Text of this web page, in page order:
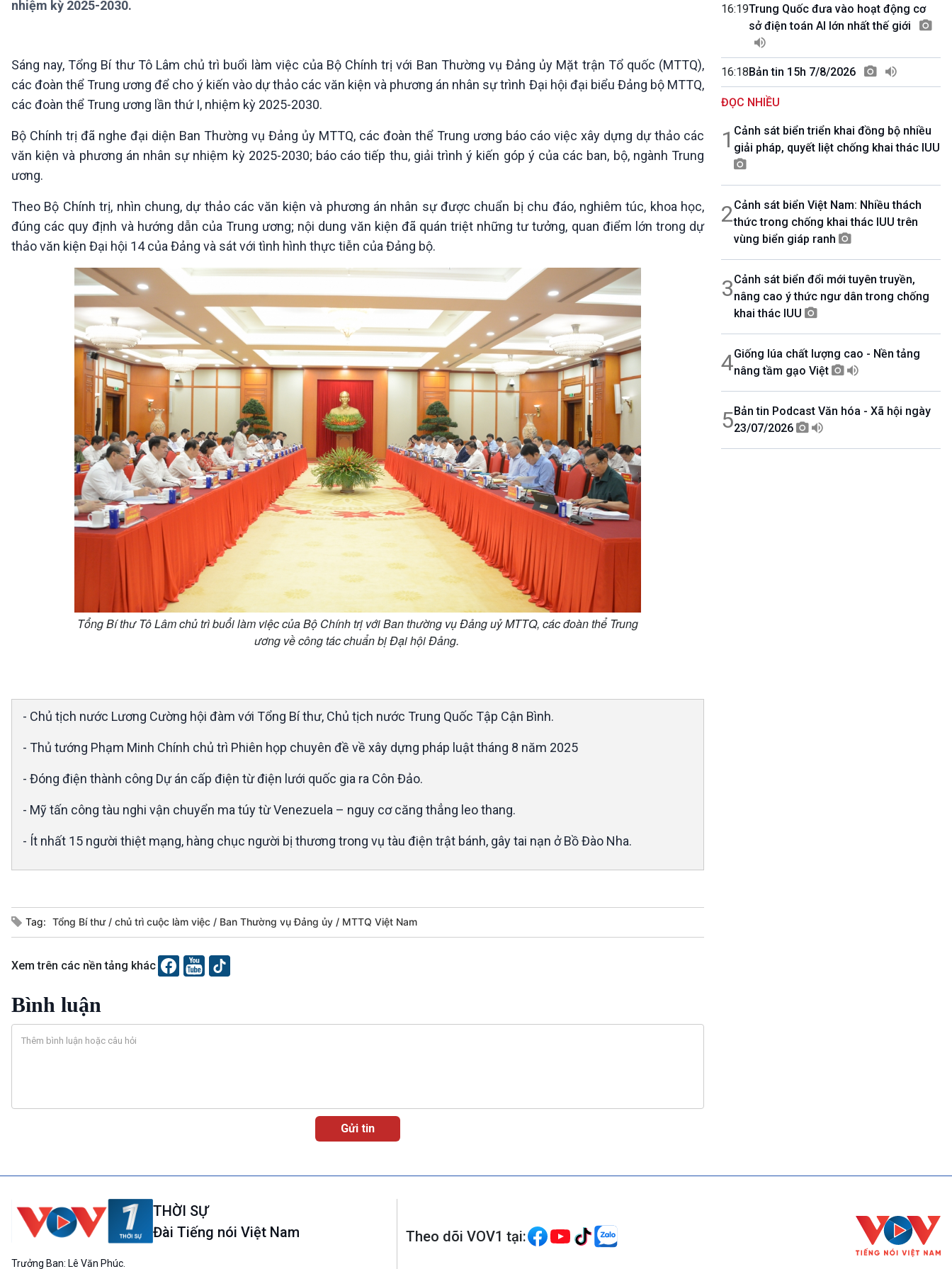
360 độ Sức khỏe
Chuyên gia của bạn
Xã hội chuyển động
Bước chân đến trường
10 phút Sự kiện - Luận bàn
Câu chuyện thời sự
Đối thoại
Diễn đàn chủ nhật
Chuyện đêm
Thanh âm ký sự
Chân dung cuộc sống
Các chương trình đặc biệt
nhiệm kỳ 2025-2030.
Sáng nay, Tổng Bí thư Tô Lâm chủ trì buổi làm việc của Bộ Chính trị với Ban Thường vụ Đảng ủy Mặt trận Tổ quốc (MTTQ),
các đoàn thể Trung ương để cho ý kiến vào dự thảo các văn kiện và phương án nhân sự trình Đại hội đại biểu Đảng bộ MTTQ,
các đoàn thể Trung ương lần thứ I, nhiệm kỳ 2025-2030.
Bộ Chính trị đã nghe đại diện Ban Thường vụ Đảng ủy MTTQ, các đoàn thể Trung ương báo cáo việc xây dựng dự thảo các
văn kiện và phương án nhân sự nhiệm kỳ 2025-2030; báo cáo tiếp thu, giải trình ý kiến góp ý của các ban, bộ, ngành Trung
ương.
Theo Bộ Chính trị, nhìn chung, dự thảo các văn kiện và phương án nhân sự được chuẩn bị chu đáo, nghiêm túc, khoa học,
đúng các quy định và hướng dẫn của Trung ương; nội dung văn kiện đã quán triệt những tư tưởng, quan điểm lớn trong dự
thảo văn kiện Đại hội 14 của Đảng và sát với tình hình thực tiễn của Đảng bộ.
Tổng Bí thư Tô Lâm chủ trì buổi làm việc của Bộ Chính trị với Ban thường vụ Đảng uỷ MTTQ, các đoàn thể Trung
ương về công tác chuẩn bị Đại hội Đảng.
- Chủ tịch nước Lương Cường hội đàm với Tổng Bí thư, Chủ tịch nước Trung Quốc Tập Cận Bình.
- Thủ tướng Phạm Minh Chính chủ trì Phiên họp chuyên đề về xây dựng pháp luật tháng 8 năm 2025
- Đóng điện thành công Dự án cấp điện từ điện lưới quốc gia ra Côn Đảo.
- Mỹ tấn công tàu nghi vận chuyển ma túy từ Venezuela – nguy cơ căng thẳng leo thang.
- Ít nhất 15 người thiệt mạng, hàng chục người bị thương trong vụ tàu điện trật bánh, gây tai nạn ở Bồ Đào Nha.
Tag: Tổng Bí thư chủ trì cuộc làm việc Ban Thường vụ Đảng ủy MTTQ Việt Nam
Xem trên các nền tảng khác
Bình luận
16:19Trung Quốc đưa vào hoạt động cơ
sở điện toán AI lớn nhất thế giới
16:18Bản tin 15h 7/8/2026
ĐỌC NHIỀU
1 Cảnh sát biển triển khai đồng bộ nhiều
giải pháp, quyết liệt chống khai thác IUU
2Cảnh sát biển Việt Nam: Nhiều thách
thức trong chống khai thác IUU trên
vùng biển giáp ranh
3Cảnh sát biển đổi mới tuyên truyền,
nâng cao ý thức ngư dân trong chống
khai thác IUU
4Giống lúa chất lượng cao - Nền tảng
nâng tầm gạo Việt
5Bản tin Podcast Văn hóa - Xã hội ngày
23/07/2026
THỜI SỰ
Đài Tiếng nói Việt Nam
Trưởng Ban: Lê Văn Phúc.
Theo dõi VOV1 tại: